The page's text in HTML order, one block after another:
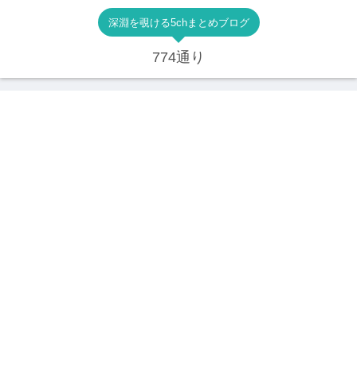
深淵を覗ける5chまとめブログ
774通り